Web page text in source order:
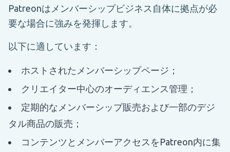
Patreonはメンバーシップビジネス自体に拠点が必
要な場合に強みを発揮します。
以下に適しています：
ホストされたメンバーシップページ；
クリエイター中心のオーディエンス管理；
定期的なメンバーシップ販売および一部のデジ
タル商品の販売；
コンテンツとメンバーアクセスをPatreon内に集